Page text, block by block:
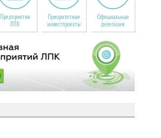
Предприятия
ЛПК
Приоритетные
инвестпроекты
Официальные
делегации